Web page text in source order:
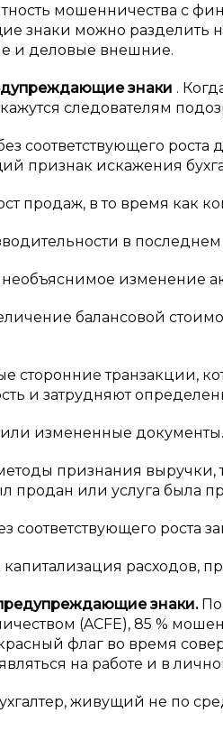
мошенничества с
знаки можно разделить
и деловые внешние.
знаки .
следователям
соответствующего
признак искажения
продаж, в то время как
в последнем
изменение
балансовой
сторонние транзакции,
и затрудняют
измененные документы.
признания выручки,
продан или услуга была
соответствующего роста
расходов,
знаки.
(ACFE), 85 %
флаг во время
на работе и в
живущий не по